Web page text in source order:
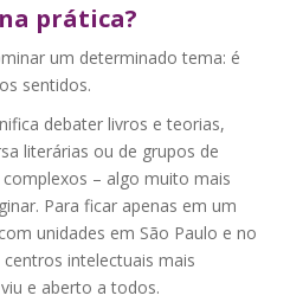
prática?
um determinado tema: é
sentidos.
debater livros e teorias,
literárias ou de grupos de
– algo muito mais
Para ficar apenas em um
unidades em São Paulo e no
intelectuais mais
e aberto a todos.